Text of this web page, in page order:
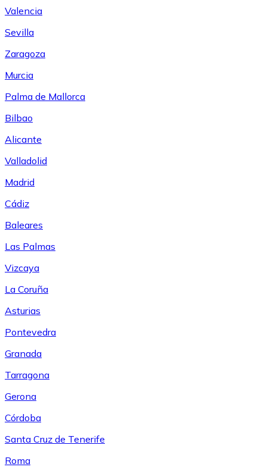
Valencia
Sevilla
Zaragoza
Murcia
Palma de Mallorca
Bilbao
Alicante
Valladolid
Madrid
Cádiz
Baleares
Las Palmas
Vizcaya
La Coruña
Asturias
Pontevedra
Granada
Tarragona
Gerona
Córdoba
Santa Cruz de Tenerife
Roma